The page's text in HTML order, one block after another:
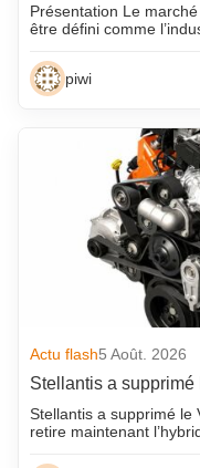
Présentation Le
être défini comme
piwi
Actu flash5 Août. 2026
Stellantis a
Stellantis a supprimé le
retire maintenant